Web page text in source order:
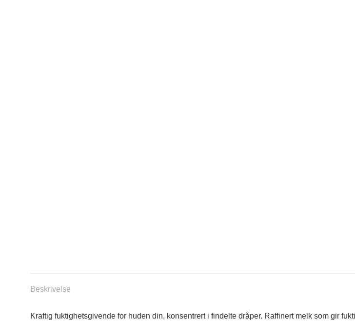
Beskrivelse
Kraftig fuktighetsgivende for huden din, konsentrert i findelte dråper. Raffinert melk som gir